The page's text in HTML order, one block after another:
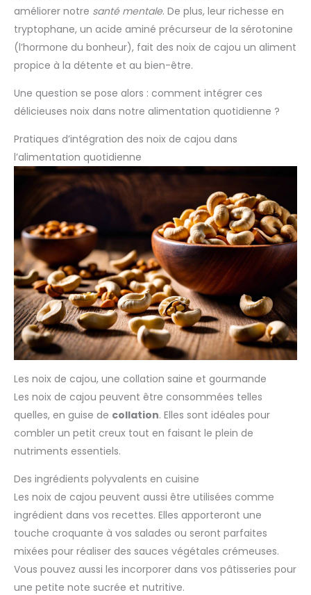
améliorer notre santé mentale. De plus, leur richesse en
tryptophane, un acide aminé précurseur de la sérotonine
(l’hormone du bonheur), fait des noix de cajou un aliment
propice à la détente et au bien-être.
Une question se pose alors : comment intégrer ces
délicieuses noix dans notre alimentation quotidienne ?
Pratiques d’intégration des noix de cajou dans
l’alimentation quotidienne
Les noix de cajou, une collation saine et gourmande
Les noix de cajou peuvent être consommées telles
quelles, en guise de collation. Elles sont idéales pour
combler un petit creux tout en faisant le plein de
nutriments essentiels.
Des ingrédients polyvalents en cuisine
Les noix de cajou peuvent aussi être utilisées comme
ingrédient dans vos recettes. Elles apporteront une
touche croquante à vos salades ou seront parfaites
mixées pour réaliser des sauces végétales crémeuses.
Vous pouvez aussi les incorporer dans vos pâtisseries pour
une petite note sucrée et nutritive.